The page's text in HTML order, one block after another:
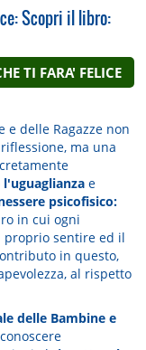
Scopri il libro:
TI FARA' FELICE
e delle Ragazze non
ma una
l'uguaglianza e
psicofisico:
in cui ogni
proprio sentire ed il
in questo,
al rispetto
delle Bambine e